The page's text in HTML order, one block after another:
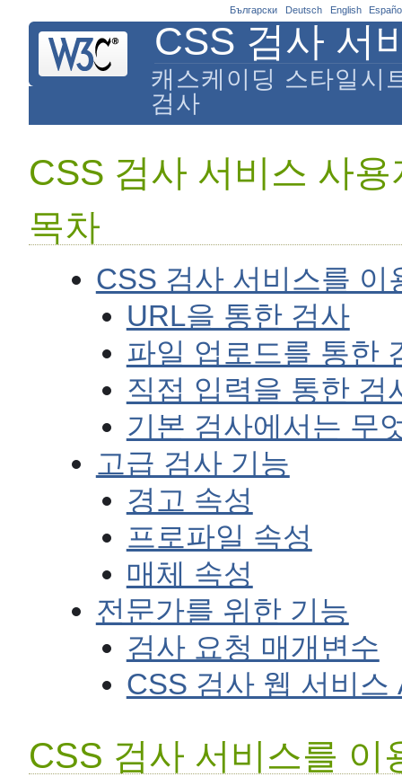
CSS 검사 서
캐스케이딩 스타일시
검사
CSS 검사 서비스 사
목차
CSS 검사 서비스를 이
URL을 통한 검사
파일 업로드를 통한
직접 입력을 통한 검
기본 검사에서는 무
고급 검사 기능
경고 속성
프로파일 속성
매체 속성
전문가를 위한 기능
검사 요청 매개변수
CSS 검사 웹 서비스
CSS 검사 서비스를 이
Български Deutsch English